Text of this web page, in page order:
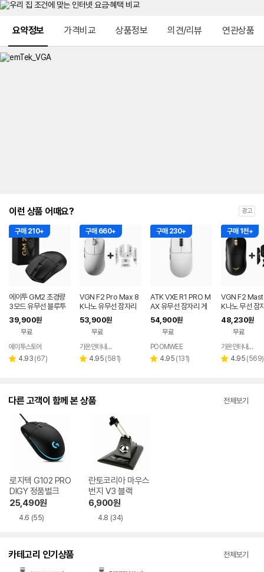
요약정보 가격비교 상품정보 의견/리뷰 연관상품
이런 상품 어때요? 광고
구매 210+
에이투 GM2 초경량
3모드 유무선 블루투
스 게이밍 마우스 노트
북 컴퓨터 FPS 발로란
39,900원
무료
에이투스토어
별 4.93 리
(67)
구매 660+
VGN F2 Pro Max 8
K나노 유무선 잠자리
게이밍 마우스 화이트
53,900원
무료
페이
가온인터내셔날
별 4.95 리
(581)
구매 230+
ATK VXE R1 PRO M
AX 유무선 잠자리 게
이밍 마우스 화이트
54,900원
무료
POOMWEE
별 4.95 리
(131)
구매 1천+
VGN F2
K나노 무선 잠
이밍 마우스+
프 블랙
48,230원
무료
가온인터내셔날
별 4.95 리
(569)
다른 고객이 함께 본 상품 전체보기
로지텍 G102 PRO
DIGY 정품벌크
25,490원
4.6 (55)
란토코리아 마우스
번지 V3 블랙
6,900원
4.8 (34)
카테고리 인기상품 전체보기